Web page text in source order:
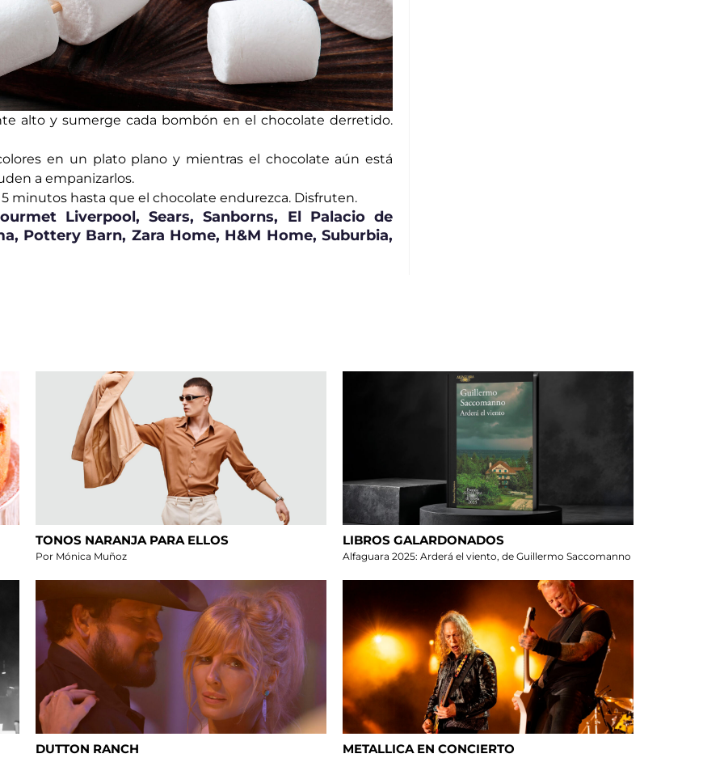
alto y sumerge cada bombón en el chocolate derretido.
en un plato plano y mientras el chocolate aún está
a empanizarlos.
minutos hasta que el chocolate endurezca. Disfruten.
Liverpool, Sears, Sanborns, El Palacio de
Pottery Barn, Zara Home, H&M Home, Suburbia,
TONOS NARANJA PARA ELLOS
Por Mónica Muñoz
LIBROS GALARDONADOS
Alfaguara 2025: Arderá el viento, de Guillermo Saccomanno
DUTTON RANCH METALLICA EN CONCIERTO